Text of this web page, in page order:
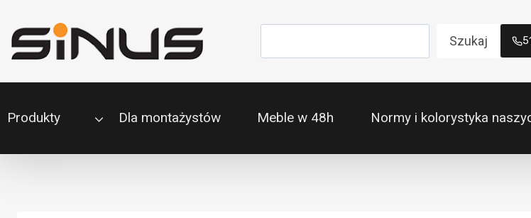
do
treści
Szukaj
Produkty Dla montażystów Meble w 48h Normy i kolorystyka